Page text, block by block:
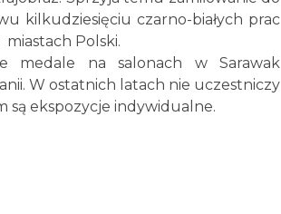
kilkudziesięciu czarno-białych prac
Polski.
medale na salonach w Sarawak
W ostatnich latach nie uczestniczy
są ekspozycje indywidualne.